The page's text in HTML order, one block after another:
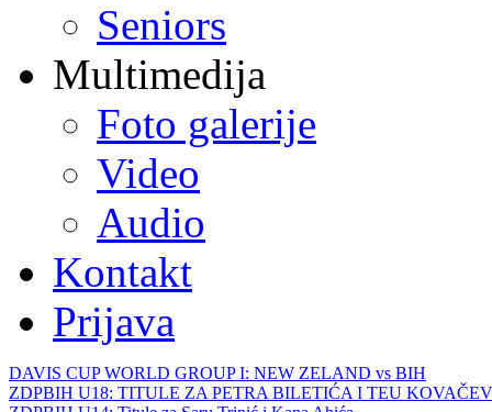
Seniors
Multimedija
Foto galerije
Video
Audio
Kontakt
Prijava
DAVIS CUP WORLD GROUP I: NEW ZELAND vs BIH
ZDPBIH U18: TITULE ZA PETRA BILETIĆA I TEU